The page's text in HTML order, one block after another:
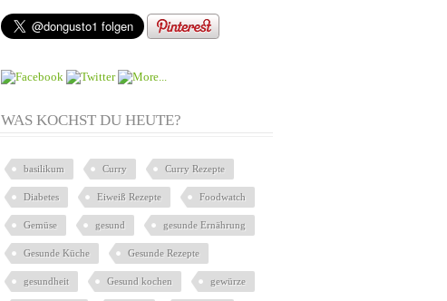
WAS KOCHST DU HEUTE?
basilikum Curry Curry Rezepte
Diabetes Eiweiß Rezepte Foodwatch
Gemüse gesund gesunde Ernährung
Gesunde Küche Gesunde Rezepte
gesundheit Gesund kochen gewürze